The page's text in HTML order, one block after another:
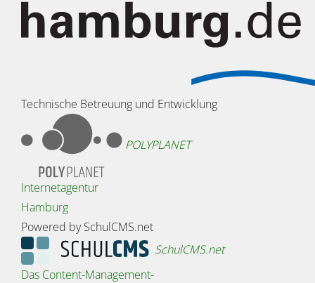
Technische Betreuung und Entwicklung
POLYPLANET
Internetagentur
Hamburg
Powered by SchulCMS.net
SchulCMS.net
Das Content-Management-